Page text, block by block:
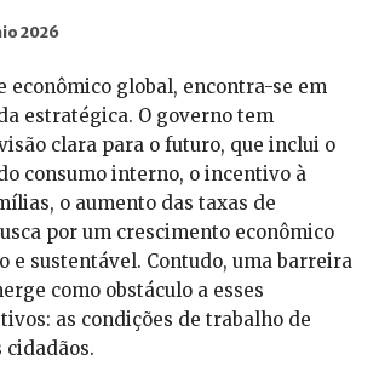
2026
econômico global, encontra-se em
estratégica. O governo tem
clara para o futuro, que inclui o
consumo interno, o incentivo à
o aumento das taxas de
por um crescimento econômico
e sustentável. Contudo, uma barreira
como obstáculo a esses
as condições de trabalho de
cidadãos.